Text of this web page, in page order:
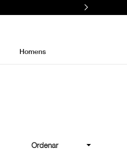
Homens
Ordenar